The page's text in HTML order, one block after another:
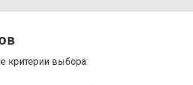
критерии выбора: